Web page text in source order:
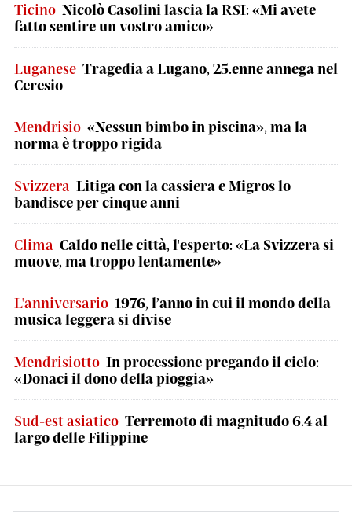
Ticino Nicolò Casolini lascia la RSI: «Mi avete
fatto sentire un vostro amico»
Luganese Tragedia a Lugano, 25.enne annega nel
Ceresio
Mendrisio «Nessun bimbo in piscina», ma la
norma è troppo rigida
Svizzera Litiga con la cassiera e Migros lo
bandisce per cinque anni
Clima Caldo nelle città, l'esperto: «La Svizzera si
muove, ma troppo lentamente»
L'anniversario 1976, l’anno in cui il mondo della
musica leggera si divise
Mendrisiotto In processione pregando il cielo:
«Donaci il dono della pioggia»
Sud-est asiatico Terremoto di magnitudo 6.4 al
largo delle Filippine